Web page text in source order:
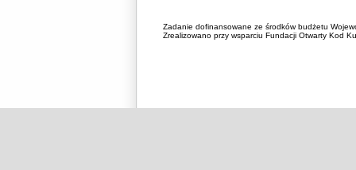
Zadanie dofinansowane ze środków budżetu
Zrealizowano przy wsparciu Fundacji Otwarty Kod